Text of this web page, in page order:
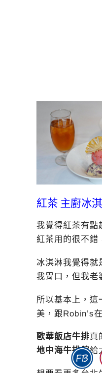
紅茶 主廚冰
我覺得紅茶有點
紅茶用的很不錯
冰淇淋我覺得就
我胃口，但我老
所以基本上，這
美，跟Robin’s
歐華飯店牛排真
地中海牛排館給